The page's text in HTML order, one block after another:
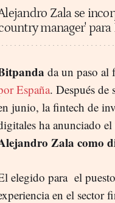
Zala se
manager' para
da un paso al
España. Después de
junio, la fintech de
ha anunciado
Zala como
elegido para el
en el sector